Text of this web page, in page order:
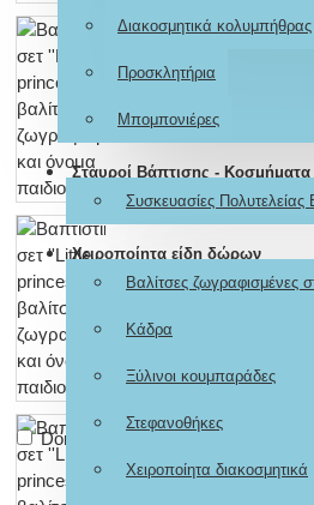
Don't show again.
Διακοσμητικά κολυμπήθρας
Προσκλητήρια
Μπομπονιέρες
Σταυροί Βάπτισης - Κοσμήματα
Συσκευασίες
Χειροποίητα είδη δώρων
Βαλίτσες ζωγραφισμένες
Κάδρα
Ξύλινοι κουμπαράδες
Στεφανοθήκες
Χειροποίητα διακοσμητικά